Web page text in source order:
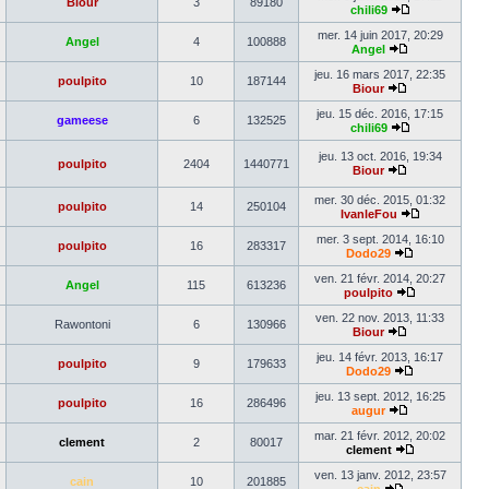
dernier
chili69
Voir
le
message
Angel 4 100888
mer. 14 juin 2017, 20:29
Angel
Voir
le
message
poulpito 10 187144
jeu. 16 mars 2017, 22:35
Biour
Voir
le
dernier
message
gameese 6 132525
jeu. 15 déc. 2016, 17:15
chili69
Voir
le
dernier
poulpito 2404 1440771
jeu. 13 oct. 2016, 19:34
Biour
le
dernier
message
poulpito 14 250104
mer. 30 déc. 2015, 01:32
IvanleFou
Voir
le
message
poulpito 16 283317
mer. 3 sept. 2014, 16:10
Dodo29
Voir
le
dernier
message
Angel 115 613236
ven. 21 févr. 2014, 20:27
poulpito
Voir
le
message
Rawontoni 6 130966
ven. 22 nov. 2013, 11:33
Biour
Voir
le
dernier
message
poulpito 9 179633
jeu. 14 févr. 2013, 16:17
Dodo29
Voir
le
message
poulpito 16 286496
jeu. 13 sept. 2012, 16:25
augur
Voir
le
dernier
message
clement 2 80017
mar. 21 févr. 2012, 20:02
clement
Voir
le
cain 10 201885
ven. 13 janv. 2012, 23:57